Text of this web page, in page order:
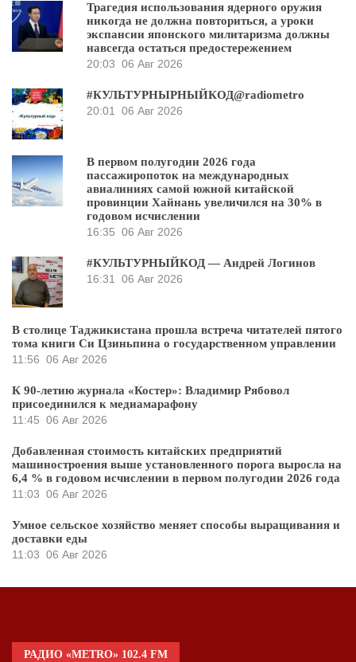
Трагедия использования ядерного оружия
никогда не должна повториться, а уроки
экспансии японского милитаризма должны
навсегда остаться предостережением
20:03 06 Авг 2026
#КУЛЬТУРНЫРНЫЙКОД@radiometro
20:01
06 Авг 2026
В первом полугодии 2026 года
пассажиропоток на международных
авиалиниях самой южной китайской
провинции Хайнань увеличился на 30% в
годовом исчислении
16:35 06 Авг 2026
#КУЛЬТУРНЫЙКОД — Андрей Логинов
16:31
06 Авг 2026
В столице Таджикистана прошла встреча читателей пятого
тома книги Си Цзиньпина о государственном управлении
11:56 06 Авг 2026
К 90-летию журнала «Костер»: Владимир Рябовол
присоединился к медиамарафону
11:45 06 Авг 2026
Добавленная стоимость китайских предприятий
машиностроения выше установленного порога выросла на
6,4 % в годовом исчислении в первом полугодии 2026 года
11:03 06 Авг 2026
Умное сельское хозяйство меняет способы выращивания и
доставки еды
11:03 06 Авг 2026
РАДИО «METRO» 102.4 FM